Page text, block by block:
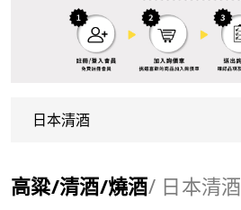
高粱/清酒/燒酒/ 日本清酒